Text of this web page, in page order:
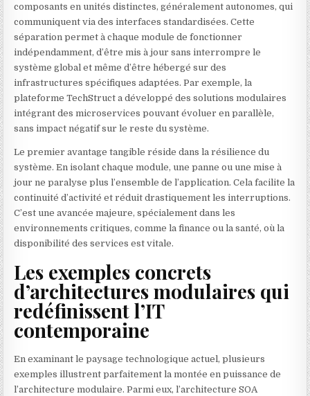
composants en unités distinctes, généralement autonomes, qui
communiquent via des interfaces standardisées. Cette
séparation permet à chaque module de fonctionner
indépendamment, d’être mis à jour sans interrompre le
système global et même d’être hébergé sur des
infrastructures spécifiques adaptées. Par exemple, la
plateforme TechStruct a développé des solutions modulaires
intégrant des microservices pouvant évoluer en parallèle,
sans impact négatif sur le reste du système.
Le premier avantage tangible réside dans la résilience du
système. En isolant chaque module, une panne ou une mise à
jour ne paralyse plus l’ensemble de l’application. Cela facilite la
continuité d’activité et réduit drastiquement les interruptions.
C’est une avancée majeure, spécialement dans les
environnements critiques, comme la finance ou la santé, où la
disponibilité des services est vitale.
Les exemples concrets
d’architectures modulaires qui
redéfinissent l’IT
contemporaine
En examinant le paysage technologique actuel, plusieurs
exemples illustrent parfaitement la montée en puissance de
l’architecture modulaire. Parmi eux, l’architecture SOA